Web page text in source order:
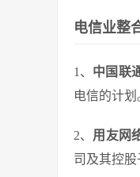
电信业整
1、 中国联
电信的计划
2、 用友网
司及其控股